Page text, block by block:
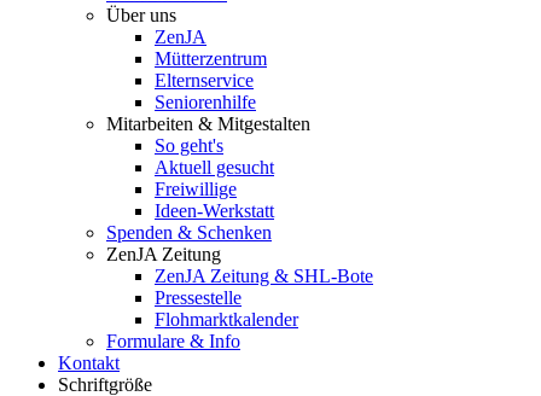
Über uns
ZenJA
Mütterzentrum
Elternservice
Seniorenhilfe
Mitarbeiten & Mitgestalten
So geht's
Aktuell gesucht
Freiwillige
Ideen-Werkstatt
Spenden & Schenken
ZenJA Zeitung
ZenJA Zeitung & SHL-Bote
Pressestelle
Flohmarktkalender
Formulare & Info
Kontakt
Schriftgröße